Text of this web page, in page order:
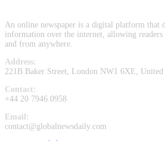
An online newspaper is a digital platform that
information over the internet, allowing readers
and from anywhere.
Address:
221B Baker Street, London NW1 6XE,
Contact:
+44 20 7946 0958
Email:
contact@globalnewsdaily.com